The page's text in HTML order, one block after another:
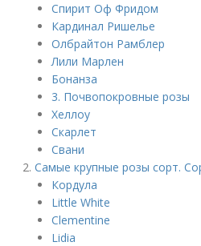
Спирит Оф Фридом
Кардинал Ришелье
Олбрайтон Рамблер
Лили Марлен
Бонанза
3. Почвопокровные розы
Хеллоу
Скарлет
Свани
Самые крупные розы сорт.
Кордула
Little White
Clementine
Lidia